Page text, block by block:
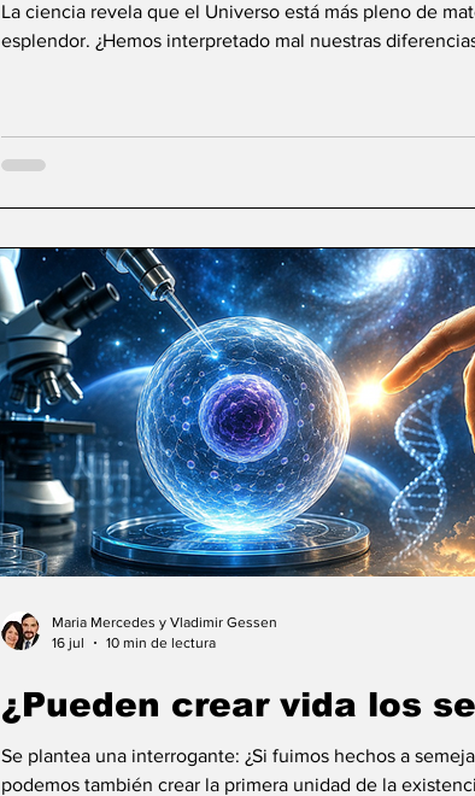
La ciencia revela que el Universo está más pleno de
esplendor. ¿Hemos interpretado mal nuestras
¿Pueden crear vida los
Se plantea una interrogante: ¿Si fuimos hechos a
podemos también crear la primera unidad de la
Maria Mercedes y Vladimir Gessen
16 jul
10 min de lectura